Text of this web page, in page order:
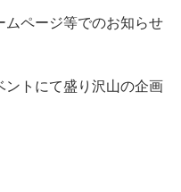
ムページ等でのお知らせ
ントにて盛り沢山の企画